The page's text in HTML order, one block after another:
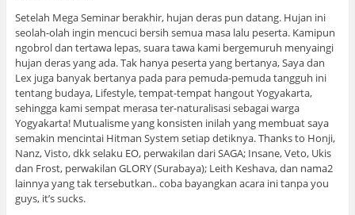
Setelah Mega Seminar berakhir, hujan deras pun datang. Hujan ini
seolah-olah ingin mencuci bersih semua masa lalu peserta. Kamipun
ngobrol dan tertawa lepas, suara tawa kami bergemuruh menyaingi
hujan deras yang ada. Tak hanya peserta yang bertanya, Saya dan
Lex juga banyak bertanya pada para pemuda-pemuda tangguh ini
tentang budaya, Lifestyle, tempat-tempat hangout Yogyakarta,
sehingga kami sempat merasa ter-naturalisasi sebagai warga
Yogyakarta! Mutualisme yang konsisten inilah yang membuat saya
semakin mencintai Hitman System setiap detiknya. Thanks to Honji,
Nanz, Visto, dkk selaku EO, perwakilan dari SAGA; Insane, Veto, Ukis
dan Frost, perwakilan GLORY (Surabaya); Leith Keshava, dan nama2
lainnya yang tak tersebutkan.. coba bayangkan acara ini tanpa you
guys, it’s sucks.